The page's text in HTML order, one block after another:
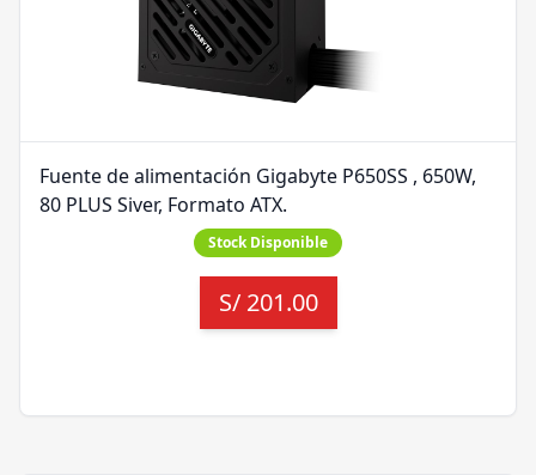
Fuente de alimentación Gigabyte P650SS , 650W,
80 PLUS Siver, Formato ATX.
Stock Disponible
S/ 201.00